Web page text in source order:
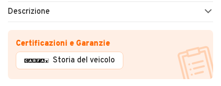
Descrizione
Certificazioni e Garanzie
Storia del veicolo